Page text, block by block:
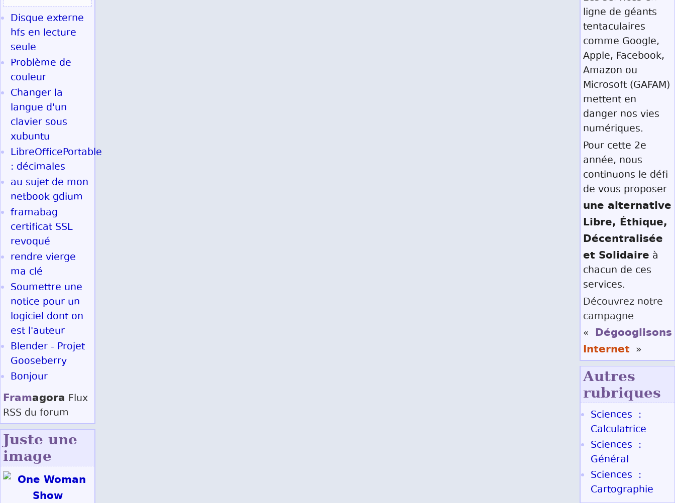
ligne de géants
tentaculaires
comme Google,
Apple, Facebook,
Amazon ou
Microsoft (GAFAM)
mettent en
danger nos vies
numériques.
Pour cette 2e
année, nous
continuons le défi
de vous proposer
une alternative
Libre, Éthique,
Décentralisée
et Solidaire à
chacun de ces
services.
Découvrez notre
campagne
« Dégooglisons
Internet »
Autres
rubriques
Sciences :
Calculatrice
Sciences :
Général
Sciences :
Cartographie
Disque externe
hfs en lecture
seule
Problème de
couleur
Changer la
langue d'un
clavier sous
xubuntu
LibreOfficePortable
: décimales
au sujet de mon
netbook gdium
framabag
certificat SSL
revoqué
rendre vierge
ma clé
Soumettre une
notice pour un
logiciel dont on
est l'auteur
Blender - Projet
Gooseberry
Bonjour
Framagora Flux
RSS du forum
Juste une
image